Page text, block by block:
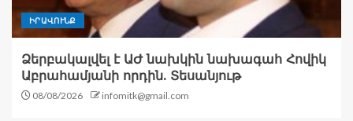
ԻՐԱՎՈՒՆՔ
Ձերբակալվել է ԱԺ նախկին նախագահ Հովիկ
Աբրահամյանի որդին. Տեսանյութ
08/08/2026 infomitk@gmail.com